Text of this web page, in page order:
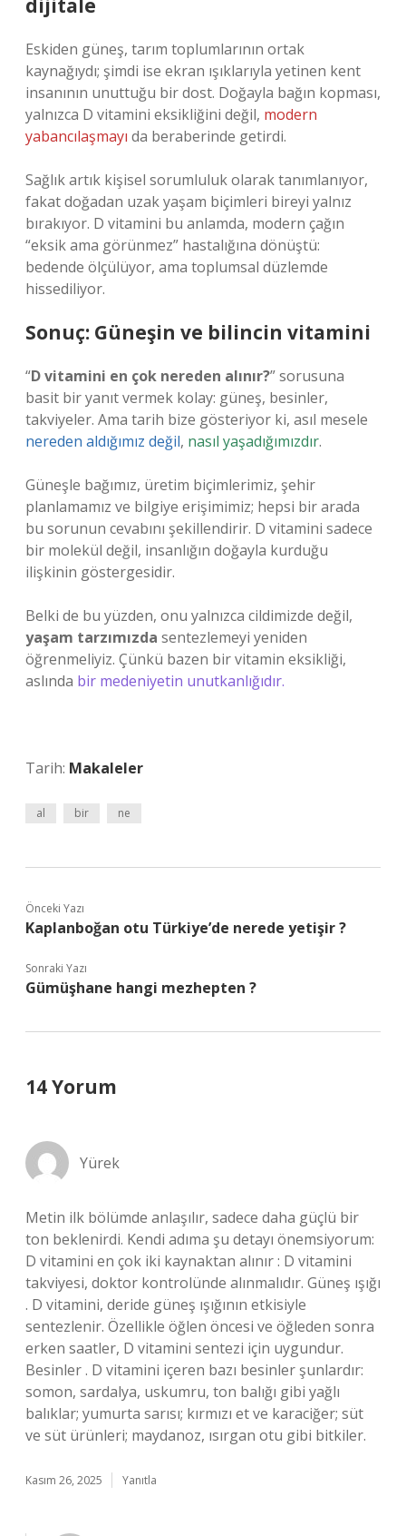
dijitale
Eskiden güneş, tarım toplumlarının ortak
kaynağıydı; şimdi ise ekran ışıklarıyla yetinen kent
insanının unuttuğu bir dost. Doğayla bağın kopması,
yalnızca D vitamini eksikliğini değil, modern
yabancılaşmayı da beraberinde getirdi.
Sağlık artık kişisel sorumluluk olarak tanımlanıyor,
fakat doğadan uzak yaşam biçimleri bireyi yalnız
bırakıyor. D vitamini bu anlamda, modern çağın
“eksik ama görünmez” hastalığına dönüştü:
bedende ölçülüyor, ama toplumsal düzlemde
hissediliyor.
Sonuç: Güneşin ve bilincin vitamini
“D vitamini en çok nereden alınır?” sorusuna
basit bir yanıt vermek kolay: güneş, besinler,
takviyeler. Ama tarih bize gösteriyor ki, asıl mesele
nereden aldığımız değil, nasıl yaşadığımızdır.
Güneşle bağımız, üretim biçimlerimiz, şehir
planlamamız ve bilgiye erişimimiz; hepsi bir arada
bu sorunun cevabını şekillendirir. D vitamini sadece
bir molekül değil, insanlığın doğayla kurduğu
ilişkinin göstergesidir.
Belki de bu yüzden, onu yalnızca cildimizde değil,
yaşam tarzımızda sentezlemeyi yeniden
öğrenmeliyiz. Çünkü bazen bir vitamin eksikliği,
aslında bir medeniyetin unutkanlığıdır.
Tarih: Makaleler
al bir ne
Önceki Yazı
Kaplanboğan otu Türkiye’de nerede yetişir ?
Sonraki Yazı
Gümüşhane hangi mezhepten ?
14 Yorum
Yürek
Metin ilk bölümde anlaşılır, sadece daha güçlü bir
ton beklenirdi. Kendi adıma şu detayı önemsiyorum:
D vitamini en çok iki kaynaktan alınır : D vitamini
takviyesi, doktor kontrolünde alınmalıdır. Güneş ışığı
. D vitamini, deride güneş ışığının etkisiyle
sentezlenir. Özellikle öğlen öncesi ve öğleden sonra
erken saatler, D vitamini sentezi için uygundur.
Besinler . D vitamini içeren bazı besinler şunlardır:
somon, sardalya, uskumru, ton balığı gibi yağlı
balıklar; yumurta sarısı; kırmızı et ve karaciğer; süt
ve süt ürünleri; maydanoz, ısırgan otu gibi bitkiler.
Kasım 26, 2025 Yanıtla